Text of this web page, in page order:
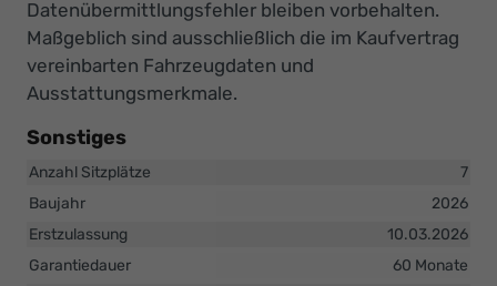
Datenübermittlungsfehler bleiben vorbehalten.
Maßgeblich sind ausschließlich die im Kaufvertrag
vereinbarten Fahrzeugdaten und
Ausstattungsmerkmale.
Sonstiges
Anzahl Sitzplätze
7
Baujahr
2026
Erstzulassung
10.03.2026
Garantiedauer
60 Monate